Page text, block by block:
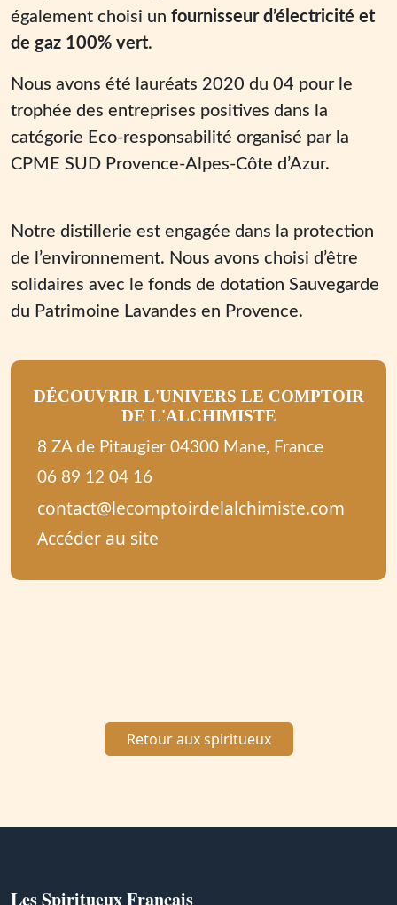
également choisi un fournisseur d’électricité et
de gaz 100% vert.
Nous avons été lauréats 2020 du 04 pour le
trophée des entreprises positives dans la
catégorie Eco-responsabilité organisé par la
CPME SUD Provence-Alpes-Côte d’Azur.
Notre distillerie est engagée dans la protection
de l’environnement. Nous avons choisi d’être
solidaires avec le fonds de dotation Sauvegarde
du Patrimoine Lavandes en Provence.
DÉCOUVRIR L'UNIVERS LE COMPTOIR
DE L'ALCHIMISTE
8 ZA de Pitaugier 04300 Mane, France
06 89 12 04 16
contact@lecomptoirdelalchimiste.com
Accéder au site
Retour aux spiritueux
Les Spiritueux Français